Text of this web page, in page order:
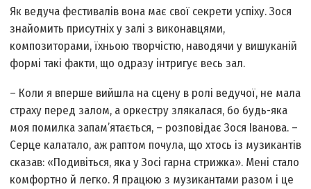
Як ведуча фестивалів вона має свої секрети успіху. Зося
знайомить присутніх у залі з виконавцями,
композиторами, їхньою творчістю, наводячи у вишуканій
формі такі факти, що одразу інтригує весь зал.
– Коли я вперше вийшла на сцену в ролі ведучої, не мала
страху перед залом, а оркестру злякалася, бо будь-яка
моя помилка запам’ятається, – розповідає Зося Іванова. –
Серце калатало, аж раптом почула, що хтось із музикантів
сказав: «Подивіться, яка у Зосі гарна стрижка». Мені стало
комфортно й легко. Я працюю з музикантами разом і це